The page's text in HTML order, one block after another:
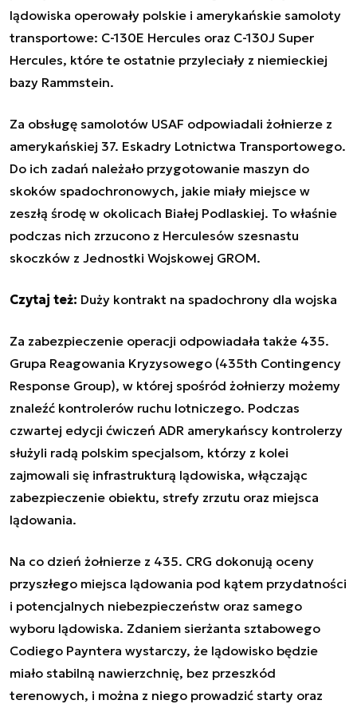
lądowiska operowały polskie i amerykańskie samoloty
transportowe: C-130E Hercules oraz C-130J Super
Hercules, które te ostatnie przyleciały z niemieckiej
bazy Rammstein.
Za obsługę samolotów USAF odpowiadali żołnierze z
amerykańskiej 37. Eskadry Lotnictwa Transportowego.
Do ich zadań należało przygotowanie maszyn do
skoków spadochronowych, jakie miały miejsce w
zeszłą środę w okolicach Białej Podlaskiej. To właśnie
podczas nich zrzucono z Herculesów szesnastu
skoczków z Jednostki Wojskowej GROM.
Czytaj też: Duży kontrakt na spadochrony dla wojska
Za zabezpieczenie operacji odpowiadała także 435.
Grupa Reagowania Kryzysowego (435th Contingency
Response Group), w której spośród żołnierzy możemy
znaleźć kontrolerów ruchu lotniczego. Podczas
czwartej edycji ćwiczeń ADR amerykańscy kontrolerzy
służyli radą polskim specjalsom, którzy z kolei
zajmowali się infrastrukturą lądowiska, włączając
zabezpieczenie obiektu, strefy zrzutu oraz miejsca
lądowania.
Na co dzień żołnierze z 435. CRG dokonują oceny
przyszłego miejsca lądowania pod kątem przydatności
i potencjalnych niebezpieczeństw oraz samego
wyboru lądowiska. Zdaniem sierżanta sztabowego
Codiego Payntera wystarczy, że lądowisko będzie
miało stabilną nawierzchnię, bez przeszkód
terenowych, i można z niego prowadzić starty oraz